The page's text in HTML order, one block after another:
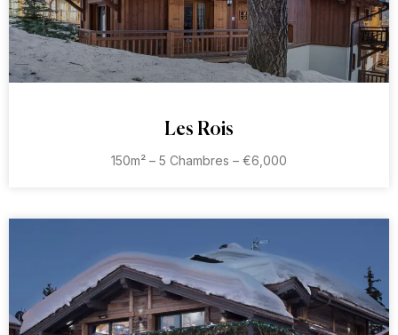
Les Rois
150m² – 5 Chambres – €6,000